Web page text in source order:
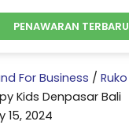
PENAWARAN TERBARU
For Business / Ruko
Kids Denpasar Bali
15, 2024